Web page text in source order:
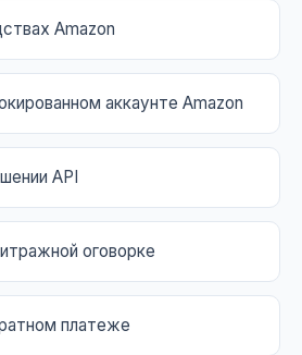
Amazon
аккаунте Amazon
API
оговорке
платеже